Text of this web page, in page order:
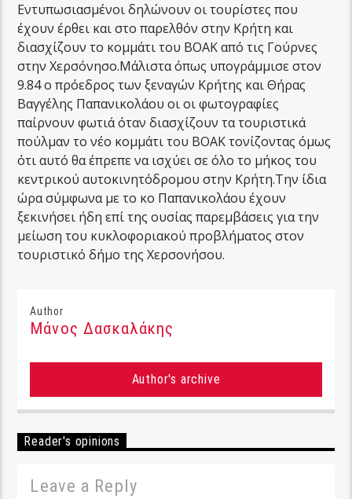
Εντυπωσιασμένοι δηλώνουν οι τουρίστες που
έχουν έρθει και στο παρελθόν στην Κρήτη και
διασχίζουν το κομμάτι του ΒΟΑΚ από τις Γούρνες
στην Χερσόνησο.Μάλιστα όπως υπογράμμισε στον
9.84 ο πρόεδρος των ξεναγών Κρήτης και Θήρας
Βαγγέλης Παπανικολάου οι οι φωτογραφίες
παίρνουν φωτιά όταν διασχίζουν τα τουριστικά
πούλμαν το νέο κομμάτι του ΒΟΑΚ τονίζοντας όμως
ότι αυτό θα έπρεπε να ισχύει σε όλο το μήκος του
κεντρικού αυτοκινητόδρομου στην Κρήτη.Την ίδια
ώρα σύμφωνα με το κο Παπανικολάου έχουν
ξεκινήσει ήδη επί της ουσίας παρεμβάσεις για την
μείωση του κυκλοφοριακού προβλήματος στον
τουριστικό δήμο της Χερσονήσου.
Author
Μάνος Δασκαλάκης
Author's archive
Reader's opinions
Leave a Reply